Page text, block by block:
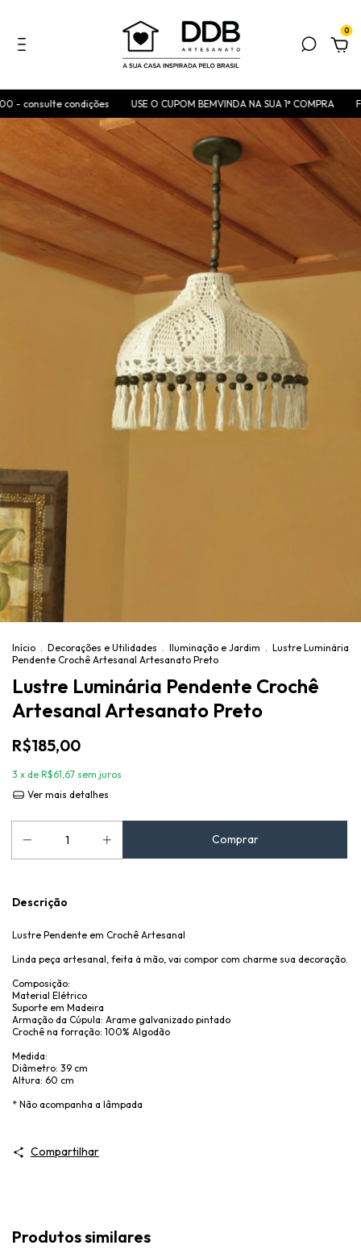
0
- consulte condições USE O CUPOM BEMVINDA NA SUA 1ª COMPRA
Início . Decorações e Utilidades . Iluminação e Jardim . Lustre Luminária
Pendente Crochê Artesanal Artesanato Preto
Lustre Luminária Pendente Crochê
Artesanal Artesanato Preto
R$185,00
3 x de R$61,67 sem juros
Ver mais detalhes
Descrição
Lustre Pendente em Crochê Artesanal
Linda peça artesanal, feita à mão, vai compor com charme sua decoração.
Composição:
Material Elétrico
Suporte em Madeira
Armação da Cúpula: Arame galvanizado pintado
Crochê na forração: 100% Algodão
Medida:
Diâmetro: 39 cm
Altura: 60 cm
* Não acompanha a lâmpada
Compartilhar
Produtos similares